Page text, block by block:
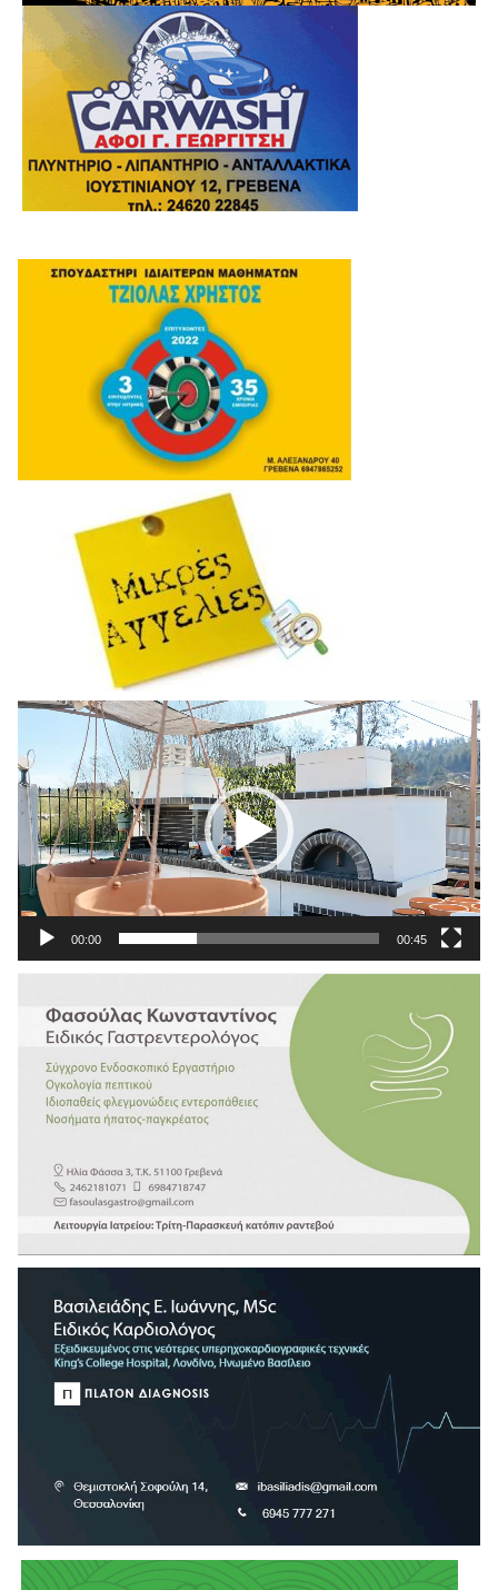
Πρόγραμμα
Αναπαραγωγής
Βίντεο
00:00 00:45